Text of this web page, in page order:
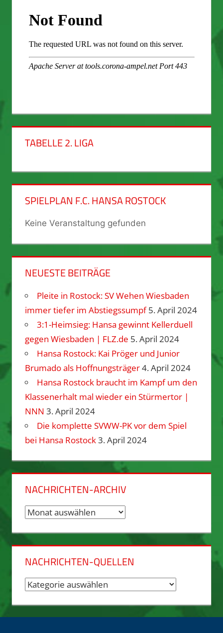
TABELLE 2. LIGA
SPIELPLAN F.C. HANSA ROSTOCK
Keine Veranstaltung gefunden
NEUESTE BEITRÄGE
Pleite in Rostock: SV Wehen Wiesbaden
immer tiefer im Abstiegssumpf 5. April 2024
3:1-Heimsieg: Hansa gewinnt Kellerduell
gegen Wiesbaden | FLZ.de 5. April 2024
Hansa Rostock: Kai Pröger und Junior
Brumado als Hoffnungsträger4. April 2024
Hansa Rostock braucht im Kampf um den
Klassenerhalt mal wieder ein Stürmertor |
NNN 3. April 2024
Die komplette SVWW-PK vor dem Spiel
bei Hansa Rostock3. April 2024
NACHRICHTEN-ARCHIV
Nachrichten-
NACHRICHTEN-QUELLEN
Nachrichten-